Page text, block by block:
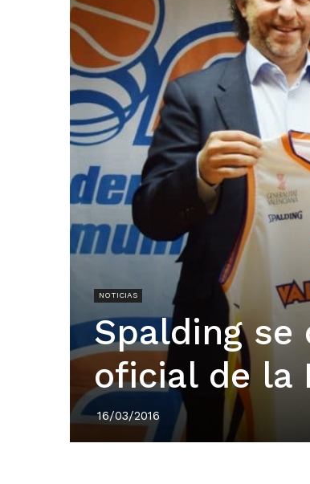
NOTICIAS
Spalding se
oficial de la
16/03/2016